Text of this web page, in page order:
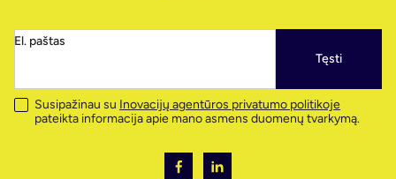
El. paštas
Tęsti
Susipažinau su Inovacijų agentūros privatumo politikoje
pateikta informacija apie mano asmens duomenų tvarkymą.